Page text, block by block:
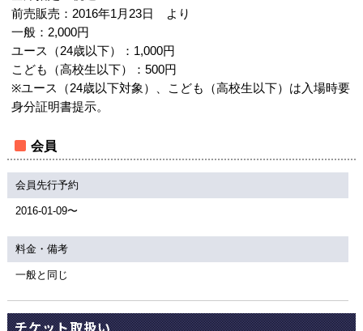
前売販売：2016年1月23日 より
一般：2,000円
ユース（24歳以下）：1,000円
こども（高校生以下）：500円
※ユース（24歳以下対象）、こども（高校生以下）は入場時要
身分証明書提示。
会員
会員先行予約
2016-01-09〜
料金・備考
一般と同じ
チケット取扱い